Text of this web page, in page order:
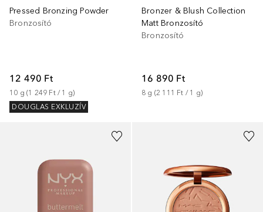
Pressed Bronzing Powder
Bronzosító
12 490 Ft
10 g (1 249 Ft / 1 g)
DOUGLAS EXKLUZÍV
Bronzer & Blush Collection
Matt Bronzosító
Bronzosító
16 890 Ft
8 g (2 111 Ft / 1 g)
+5